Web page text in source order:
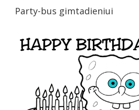
Party-bus gimtadieniui